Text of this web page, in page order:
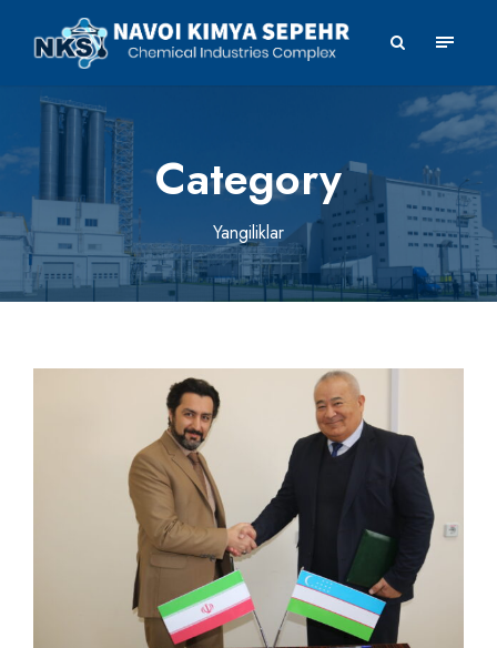
Category
Yangiliklar